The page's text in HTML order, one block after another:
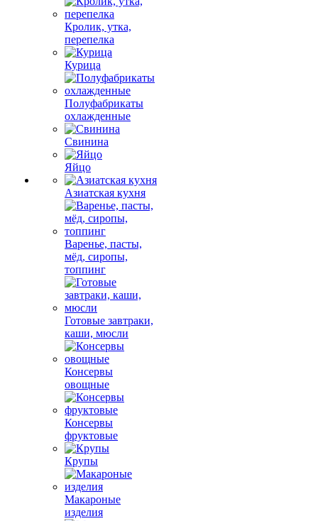
Кролик, утка,
перепелка
Курица
Полуфабрикаты
охлажденные
Свинина
Яйцо
Азиатская кухня
Варенье, пасты,
мёд, сиропы,
топпинг
Готовые завтраки,
каши, мюсли
Консервы
овощные
Консервы
фруктовые
Крупы
Макароные
изделия